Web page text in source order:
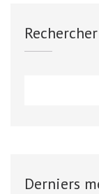
Rechercher
Derniers